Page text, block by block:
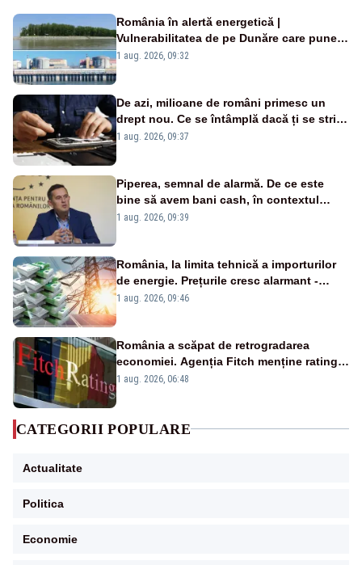
România în alertă energetică |
Vulnerabilitatea de pe Dunăre care pune
în pericol Centrala Cernavodă era
1 aug. 2026, 09:32
De azi, milioane de români primesc un
drept nou. Ce se întâmplă dacă ți se strică
un produs
1 aug. 2026, 09:37
Piperea, semnal de alarmă. De ce este
bine să avem bani cash, în contextul
alertei energetice?
1 aug. 2026, 09:39
România, la limita tehnică a importurilor
de energie. Prețurile cresc alarmant -
Analiză Realitatea Plus
1 aug. 2026, 09:46
România a scăpat de retrogradarea
economiei. Agenția Fitch menține ratingul
„BBB-” cu perspectivă negativă
1 aug. 2026, 06:48
CATEGORII POPULARE
Actualitate
Politica
Economie